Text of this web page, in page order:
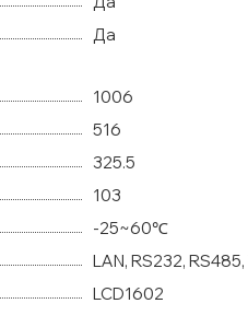
Да
1006
516
325.5
103
-25~60℃
LAN, RS232,
LCD1602